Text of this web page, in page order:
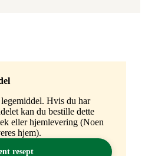
Hvis du har
kan du bestille dette
eller hjemlevering (Noen
hjem).
resept